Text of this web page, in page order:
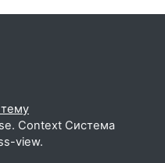
Context Система
view.